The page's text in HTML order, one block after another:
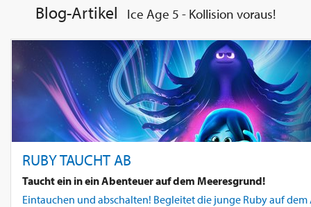
Blog-Artikel Ice Age 5 - Kollision voraus!
RUBY TAUCHT AB
Taucht ein in ein Abenteuer auf dem Meeresgrund!
Eintauchen und abschalten! Begleitet die junge Ruby auf